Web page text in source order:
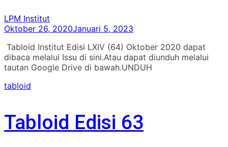
LPM Institut
Oktober 26, 2020Januari 5, 2023
Tabloid Institut Edisi LXIV (64) Oktober 2020 dapat
dibaca melalui Issu di sini.Atau dapat diunduh melalui
tautan Google Drive di bawah.UNDUH
tabloid
Tabloid Edisi 63